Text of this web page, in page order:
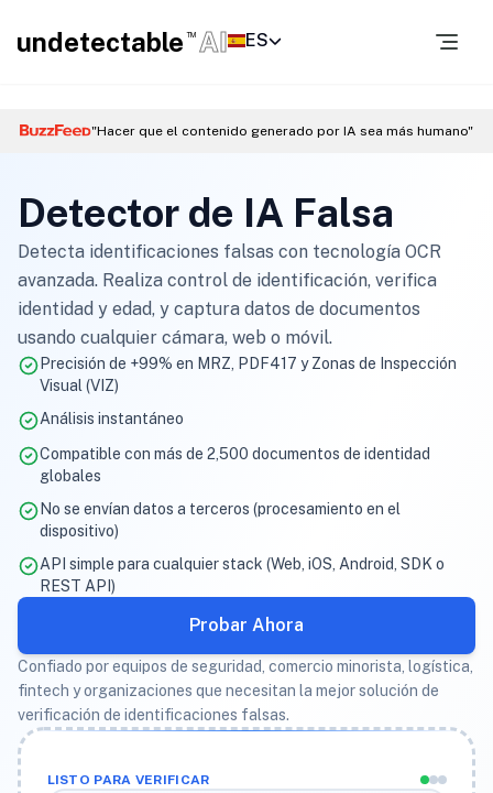
undetectable TM AI ES
"Hacer que el contenido generado por IA sea más humano"
Detector de IA Falsa
Detecta identificaciones falsas con tecnología OCR
avanzada. Realiza control de identificación, verifica
identidad y edad, y captura datos de documentos
usando cualquier cámara, web o móvil.
Precisión de +99% en MRZ, PDF417 y Zonas de Inspección
Visual (VIZ)
Análisis instantáneo
Compatible con más de 2,500 documentos de identidad
globales
No se envían datos a terceros (procesamiento en el
dispositivo)
API simple para cualquier stack (Web, iOS, Android, SDK o
REST API)
Probar Ahora
Confiado por equipos de seguridad, comercio minorista, logística,
fintech y organizaciones que necesitan la mejor solución de
verificación de identificaciones falsas.
LISTO PARA VERIFICAR